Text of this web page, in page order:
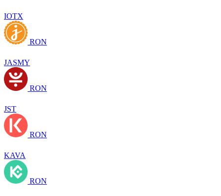
IOTX
RON
JASMY
RON
JST
RON
KAVA
RON